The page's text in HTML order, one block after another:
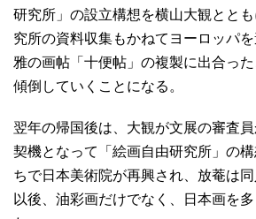
研究所」の設立構想を横山大観とと
究所の資料収集もかねてヨーロッパ
雅の画帖「十便帖」の複製に出合っ
傾倒していくことになる。
翌年の帰国後は、大観が文展の審査
契機となって「絵画自由研究所」の
ちで日本美術院が再興され、放菴は同
以後、油彩画だけでなく、日本画を